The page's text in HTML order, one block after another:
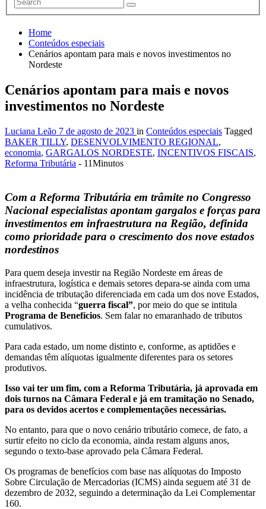
Home
Conteúdos especiais
Cenários apontam para mais e novos investimentos no
Nordeste
Cenários apontam para mais e novos
investimentos no Nordeste
Luciana Leão 7 de agosto de 2023 in Conteúdos especiais Tagged
BAKER TILLY, DESENVOLVIMENTO REGIONAL,
economia, GARGALOS NORDESTE, INCENTIVOS FISCAIS,
Reforma Tributária - 11Minutos
Com a Reforma Tributária em trâmite no Congresso
Nacional especialistas apontam gargalos e forças para
investimentos em infraestrutura na Região, definida
como prioridade para o crescimento dos nove estados
nordestinos
Para quem deseja investir na Região Nordeste em áreas de
infraestrutura, logística e demais setores depara-se ainda com uma
incidência de tributação diferenciada em cada um dos nove Estados,
a velha conhecida “guerra fiscal”, por meio do que se intitula
Programa de Benefícios. Sem falar no emaranhado de tributos
cumulativos.
Para cada estado, um nome distinto e, conforme, as aptidões e
demandas têm alíquotas igualmente diferentes para os setores
produtivos.
Isso vai ter um fim, com a Reforma Tributária, já aprovada em
dois turnos na Câmara Federal e já em tramitação no Senado,
para os devidos acertos e complementações necessárias.
No entanto, para que o novo cenário tributário comece, de fato, a
surtir efeito no ciclo da economia, ainda restam alguns anos,
segundo o texto-base aprovado pela Câmara Federal.
Os programas de benefícios com base nas alíquotas do Imposto
Sobre Circulação de Mercadorias (ICMS) ainda seguem até 31 de
dezembro de 2032, seguindo a determinação da Lei Complementar
160.